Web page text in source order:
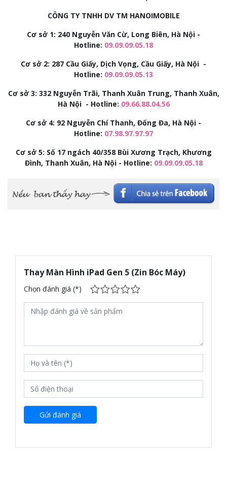
CÔNG TY TNHH DV TM HANOIMOBILE
Cơ sở 1: 240 Nguyễn Văn Cừ, Long Biên, Hà Nội -
Hotline: 09.09.09.05.18
Cơ sở 2: 287 Cầu Giấy, Dịch Vọng, Cầu Giấy, Hà Nội -
Hotline: 09.09.09.05.13
Cơ sở 3: 332 Nguyễn Trãi, Thanh Xuân Trung, Thanh Xuân,
Hà Nội - Hotline: 09.66.88.04.56
Cơ sở 4: 92 Nguyễn Chí Thanh, Đống Đa, Hà Nội -
Hotline: 07.98.97.97.97
Cơ sở 5: Số 17 ngách 40/358 Bùi Xương Trạch, Khương
Đình, Thanh Xuân, Hà Nội - Hotline: 09.09.09.05.18
Thay Màn Hình iPad Gen 5 (Zin Bóc Máy)
Chọn đánh giá (*)
Gửi đánh giá